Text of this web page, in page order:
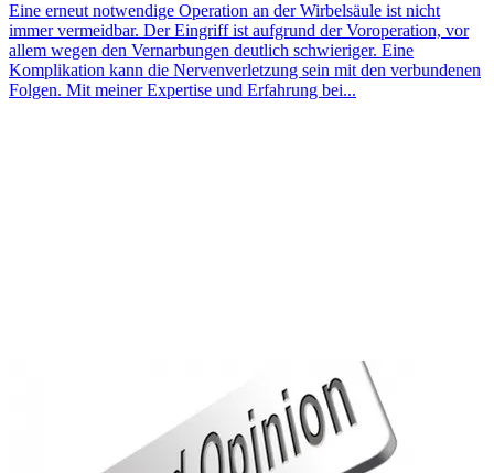
Eine erneut notwendige Operation an der Wirbelsäule ist nicht
immer vermeidbar. Der Eingriff ist aufgrund der Voroperation, vor
allem wegen den Vernarbungen deutlich schwieriger. Eine
Komplikation kann die Nervenverletzung sein mit den verbundenen
Folgen. Mit meiner Expertise und Erfahrung bei...